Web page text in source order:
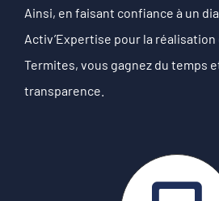
Ainsi, en faisant confiance à un
Activ’Expertise pour la
Termites, vous gagnez du temps
transparence.